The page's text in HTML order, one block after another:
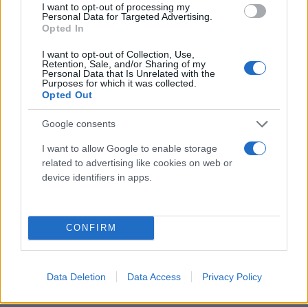
I want to opt-out of processing my
Personal Data for Targeted Advertising.
Opted In
I want to opt-out of Collection, Use,
Retention, Sale, and/or Sharing of my
Personal Data that Is Unrelated with the
Purposes for which it was collected.
Opted Out
Google consents
I want to allow Google to enable storage
related to advertising like cookies on web or
device identifiers in apps.
CONFIRM
Data Deletion Data Access Privacy Policy